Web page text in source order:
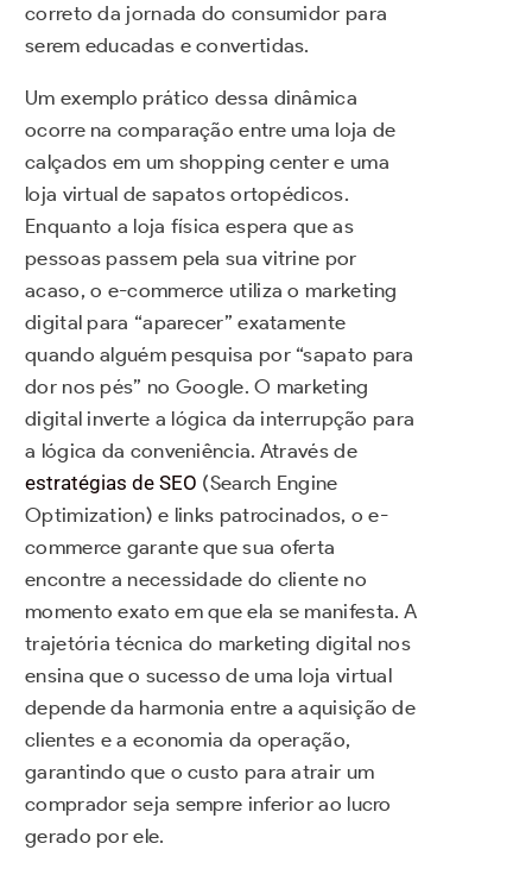
correto da jornada do consumidor para
serem educadas e convertidas.
Um exemplo prático dessa dinâmica
ocorre na comparação entre uma loja de
calçados em um shopping center e uma
loja virtual de sapatos ortopédicos.
Enquanto a loja física espera que as
pessoas passem pela sua vitrine por
acaso, o e-commerce utiliza o marketing
digital para “aparecer” exatamente
quando alguém pesquisa por “sapato para
dor nos pés” no Google. O marketing
digital inverte a lógica da interrupção para
a lógica da conveniência. Através de
estratégias de SEO (Search Engine
Optimization) e links patrocinados, o e-
commerce garante que sua oferta
encontre a necessidade do cliente no
momento exato em que ela se manifesta. A
trajetória técnica do marketing digital nos
ensina que o sucesso de uma loja virtual
depende da harmonia entre a aquisição de
clientes e a economia da operação,
garantindo que o custo para atrair um
comprador seja sempre inferior ao lucro
gerado por ele.